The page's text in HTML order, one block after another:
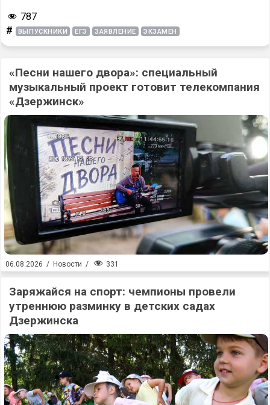
787
# ВЫПУСКНИКИ ЕГЭ ЗАЯВЛЕНИЕ ЭКЗАМЕН
«Песни нашего двора»: специальный
музыкальный проект готовит телекомпания
«Дзержинск»
06.08.2026 / Новости / 331
Заряжайся на спорт: чемпионы провели
утреннюю разминку в детских садах
Дзержинска